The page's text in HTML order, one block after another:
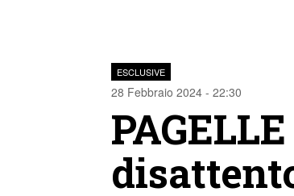
ESCLUSIVE
28 Febbraio 2024 - 22:30